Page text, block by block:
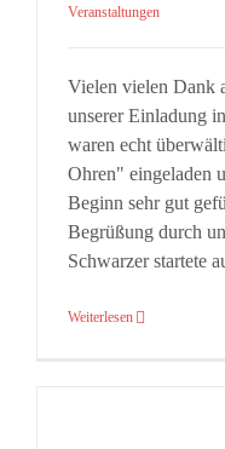
Veranstaltungen
Vielen vielen Dank
unserer Einladung
waren echt
Ohren" eingeladen
Beginn sehr gut
Begrüßung durch
Schwarzer startete
Weiterlesen